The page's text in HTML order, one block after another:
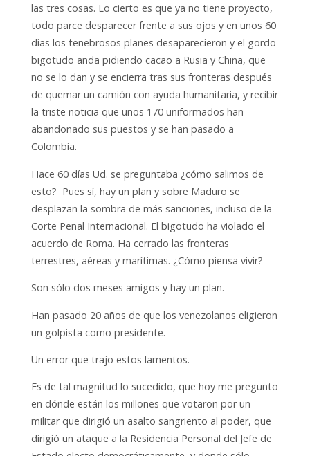
las tres cosas. Lo cierto es que ya no tiene proyecto,
todo parce desparecer frente a sus ojos y en unos 60
días los tenebrosos planes desaparecieron y el gordo
bigotudo anda pidiendo cacao a Rusia y China, que
no se lo dan y se encierra tras sus fronteras después
de quemar un camión con ayuda humanitaria, y recibir
la triste noticia que unos 170 uniformados han
abandonado sus puestos y se han pasado a
Colombia.
Hace 60 días Ud. se preguntaba ¿cómo salimos de
esto? Pues sí, hay un plan y sobre Maduro se
desplazan la sombra de más sanciones, incluso de la
Corte Penal Internacional. El bigotudo ha violado el
acuerdo de Roma. Ha cerrado las fronteras
terrestres, aéreas y marítimas. ¿Cómo piensa vivir?
Son sólo dos meses amigos y hay un plan.
Han pasado 20 años de que los venezolanos eligieron
un golpista como presidente.
Un error que trajo estos lamentos.
Es de tal magnitud lo sucedido, que hoy me pregunto
en dónde están los millones que votaron por un
militar que dirigió un asalto sangriento al poder, que
dirigió un ataque a la Residencia Personal del Jefe de